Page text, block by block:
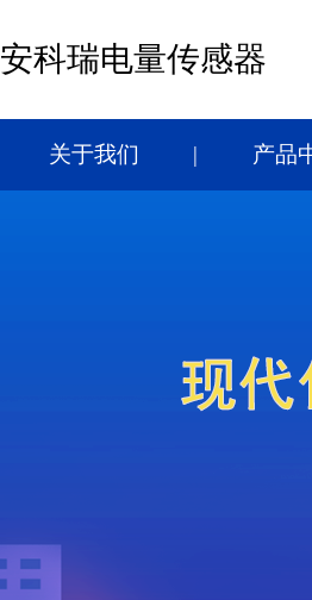
安科瑞电量传感器
关于我们 产品